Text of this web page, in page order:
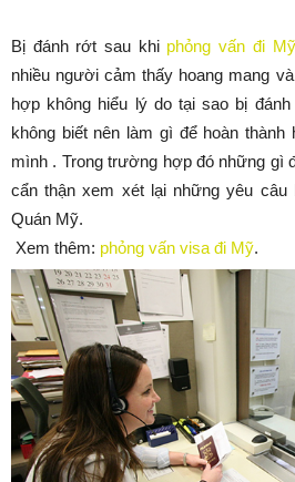
Bị đánh rớt sau khi phỏng vấn đi
nhiều người cảm thấy hoang mang
hợp không hiểu lý do tại sao bị
không biết nên làm gì để hoàn thành
mình . Trong trường hợp đó những gì
cẩn thận xem xét lại những yêu
Quán Mỹ.
Xem thêm: phỏng vấn visa đi Mỹ.